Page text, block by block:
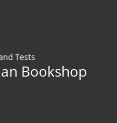
Tests
Bookshop